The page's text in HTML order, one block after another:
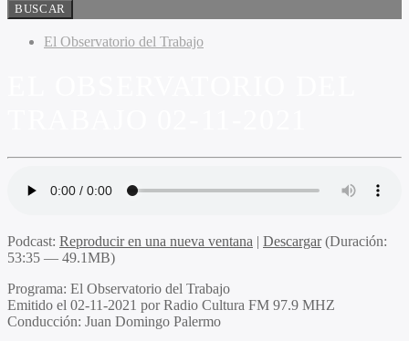
El Observatorio del Trabajo
Podcast: Reproducir en una nueva ventana | Descargar(Duración:
53:35 — 49.1MB)
Programa: El Observatorio del Trabajo
Emitido el 02-11-2021 por Radio Cultura FM 97.9 MHZ
Conducción: Juan Domingo Palermo